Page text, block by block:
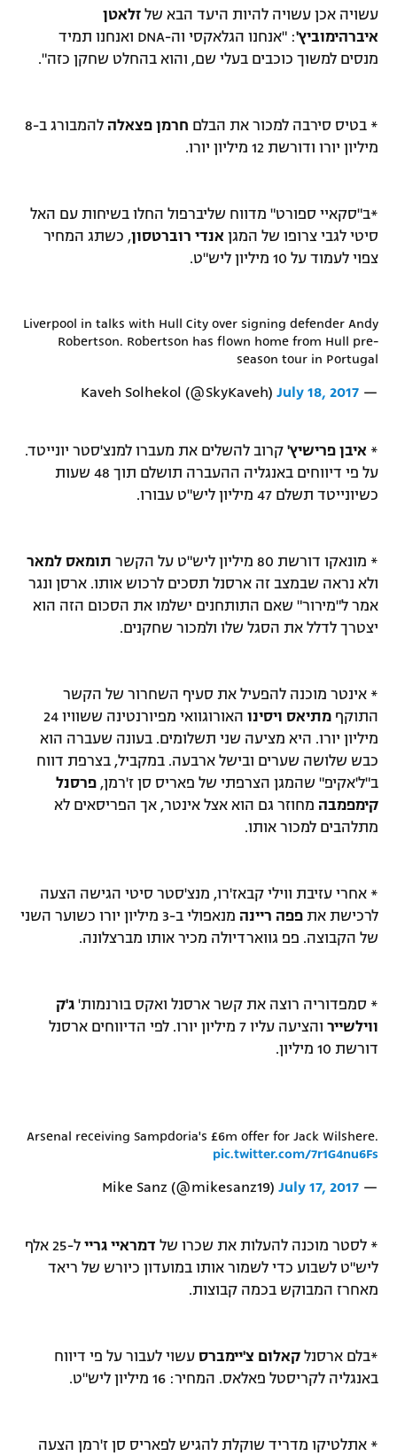
עשויה אכן עשויה להיות היעד הבא של זלאטן
איברהימוביץ'
: "אנחנו הגלאקסי וה-DNA ואנחנו תמיד
מנסים למשוך כוכבים בעלי שם, והוא בהחלט שחקן כזה".
* בטיס סירבה למכור את הבלם חרמן פצאלה
להמבורג ב-8
מיליון יורו ודורשת 12 מיליון יורו.
*ב"סקאיי ספורט" מדווח שליברפול החלו בשיחות עם האל
סיטי לגבי צרופו של המגן אנדי רוברטסון, כשתג המחיר
צפוי לעמוד על 10 מיליון ליש"ט.
Liverpool in talks with Hull City over signing defender Andy
Robertson. Robertson has flown home from Hull pre-
season tour in Portugal
— Kaveh Solhekol (@SkyKaveh)
July 18, 2017
* איבן פרישיץ' קרוב להשלים את מעברו למנצ'סטר יונייטד.
על פי דיווחים באנגליה ההעברה תושלם תוך 48 שעות
כשיונייטד תשלם 47 מיליון ליש"ט עבורו.
* מונאקו דורשת 80 מיליון ליש"ט על הקשר
תומאס למאר
ולא נראה שבמצב זה ארסנל תסכים לרכוש אותו. ארסן ונגר
אמר ל"מירור" שאם התותחנים ישלמו את הסכום הזה הוא
יצטרך לדלל את הסגל שלו ולמכור שחקנים.
* אינטר מוכנה להפעיל את סעיף השחרור של הקשר
התוקף מתיאס ויסינו
האורוגוואי מפיורנטינה ששוויו 24
מיליון יורו. היא מציעה שני תשלומים. בעונה שעברה הוא
כבש שלושה שערים ובישל ארבעה. במקביל, בצרפת דווח
ב"ל'אקיפ" שהמגן הצרפתי של פאריס סן ז'רמן, פרסנל
קימפמבה מחוזר גם הוא אצל אינטר, אך הפריסאים לא
מתלהבים למכור אותו.
* אחרי עזיבת ווילי קבאז'רו, מנצ'סטר סיטי הגישה הצעה
לרכישת את פפה ריינה
מנאפולי ב-3 מיליון יורו כשוער השני
של הקבוצה. פפ גווארדיולה מכיר אותו מברצלונה.
* סמפדוריה רוצה את קשר ארסנל ואקס בורנמות' ג'ק
ווילשייר
והציעה עליו 7 מיליון יורו. לפי הדיווחים ארסנל
דורשת 10 מיליון.
Arsenal receiving Sampdoria's £6m offer for Jack Wilshere.
pic.twitter.com/7r1G4nu6Fs
— Mike Sanz (@mikesanz19)
July 17, 2017
* לסטר מוכנה להעלות את שכרו של דמראיי גריי
ל-25 אלף
ליש"ט לשבוע כדי לשמור אותו במועדון כיורש של ריאד
מאחרז המבוקש בכמה קבוצות.
*בלם ארסנל קאלום צ'יימברס עשוי לעבור על פי דיווח
באנגליה לקריסטל פאלאס. המחיר: 16 מיליון ליש"ט.
* אתלטיקו מדריד שוקלת להגיש לפאריס סן ז'רמן הצעה